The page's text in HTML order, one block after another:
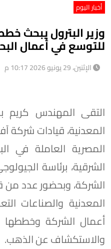
أخبار اليوم
وزير البترول يبحث
للتوسع في أعمال
الإثنين، 29 يونيو 2026 10:17 م
التقى المهندس كريم
المعدنية، قيادات شركة
المصرية العاملة في
الشرقية، برئاسة
الشركة، وبحضور عدد من
المعدنية والصناعات
أعمال الشركة
والاستكشاف عن الذهب.